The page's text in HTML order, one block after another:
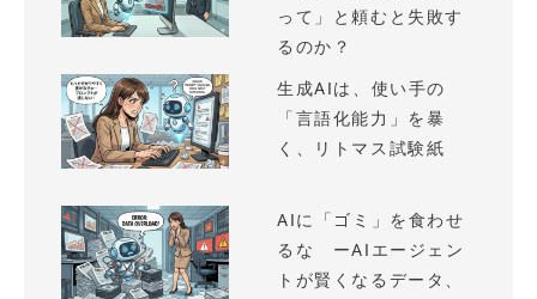
って」と頼むと失敗す
るのか？
生成AIは、使い手の
「言語化能力」を暴
く、リトマス試験紙
AIに「ゴミ」を食わせ
るな ーAIエージェン
トが賢くなるデータ、